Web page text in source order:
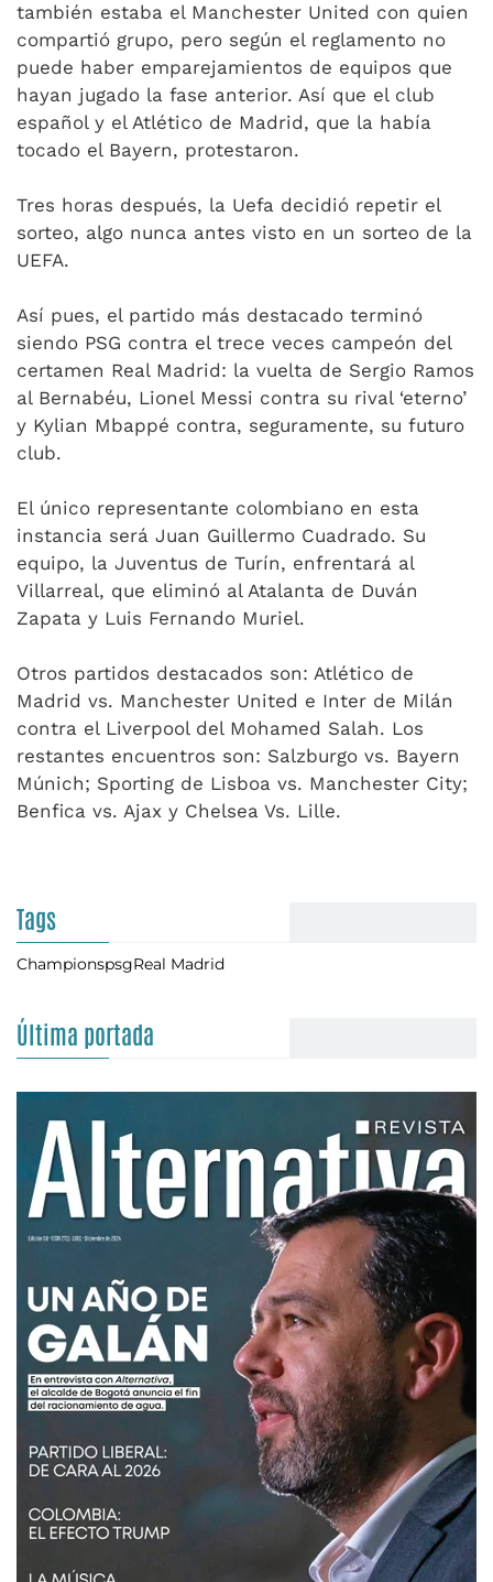
también estaba el Manchester United con quien
compartió grupo, pero según el reglamento no
puede haber emparejamientos de equipos que
hayan jugado la fase anterior. Así que el club
español y el Atlético de Madrid, que la había
tocado el Bayern, protestaron.
Tres horas después, la Uefa decidió repetir el
sorteo, algo nunca antes visto en un sorteo de la
UEFA.
Así pues, el partido más destacado terminó
siendo PSG contra el trece veces campeón del
certamen Real Madrid: la vuelta de Sergio Ramos
al Bernabéu, Lionel Messi contra su rival ‘eterno’
y Kylian Mbappé contra, seguramente, su futuro
club.
El único representante colombiano en esta
instancia será Juan Guillermo Cuadrado. Su
equipo, la Juventus de Turín, enfrentará al
Villarreal, que eliminó al Atalanta de Duván
Zapata y Luis Fernando Muriel.
Otros partidos destacados son: Atlético de
Madrid vs. Manchester United e Inter de Milán
contra el Liverpool del Mohamed Salah. Los
restantes encuentros son: Salzburgo vs. Bayern
Múnich; Sporting de Lisboa vs. Manchester City;
Benfica vs. Ajax y Chelsea Vs. Lille.
Tags
ChampionspsgReal Madrid
Última portada